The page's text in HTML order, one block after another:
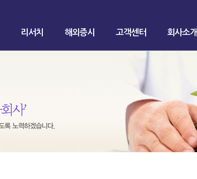
리서치 해외증시 고객센터 회사소개